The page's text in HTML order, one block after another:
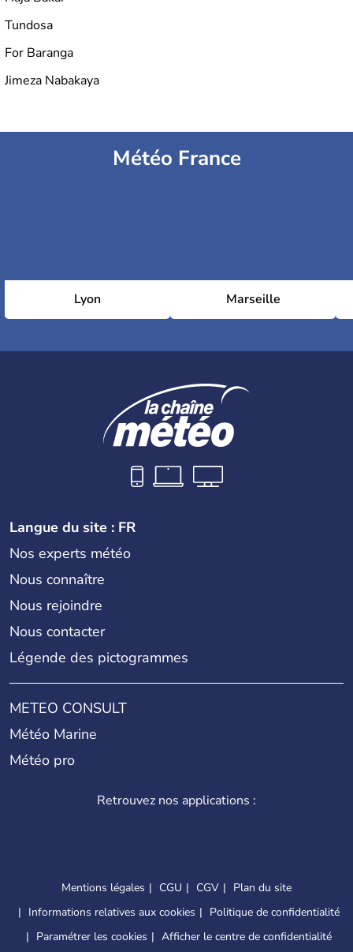
Tundosa
For Baranga
Jimeza Nabakaya
Météo France
Lyon Marseille
Langue du site : FR
Nos experts météo
Nous connaître
Nous rejoindre
Nous contacter
Légende des pictogrammes
METEO CONSULT
Météo Marine
Météo pro
Retrouvez nos applications :
Mentions légales CGU CGV
Plan du site
Informations relatives aux cookies
Politique de confidentialité
Paramétrer les cookies
Afficher le centre de confidentialité